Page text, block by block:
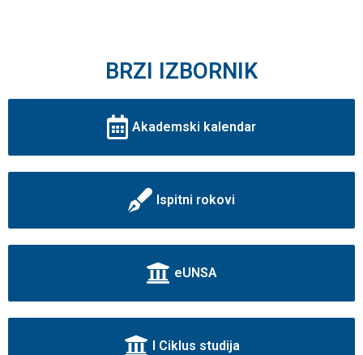
BRZI IZBORNIK
Akademski kalendar
Ispitni rokovi
eUNSA
I Ciklus studija